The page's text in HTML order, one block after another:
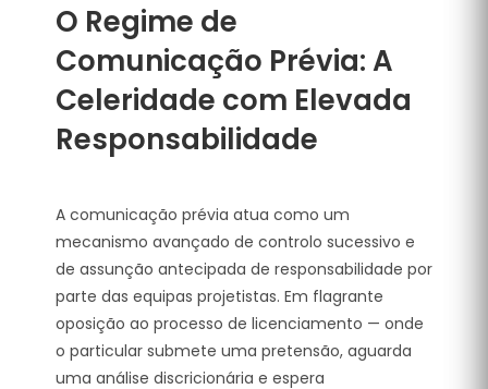
O Regime de
Comunicação Prévia: A
Celeridade com Elevada
Responsabilidade
A comunicação prévia atua como um
mecanismo avançado de controlo sucessivo e
de assunção antecipada de responsabilidade por
parte das equipas projetistas. Em flagrante
oposição ao processo de licenciamento — onde
o particular submete uma pretensão, aguarda
uma análise discricionária e espera